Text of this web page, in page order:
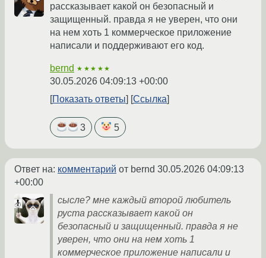
рассказывает какой он безопасный и
защищенный. правда я не уверен, что они
на нем хоть 1 коммерческое приложение
написали и поддерживают его код.
bernd ★★★★★
30.05.2026 04:09:13 +00:00
Показать ответы
Ссылка
3 5
Ответ на: комментарий от bernd 30.05.2026 04:09:13
+00:00
сысле? мне каждый второй любитель
руста рассказывает какой он
безопасный и защищенный. правда я не
уверен, что они на нем хоть 1
коммерческое приложение написали и